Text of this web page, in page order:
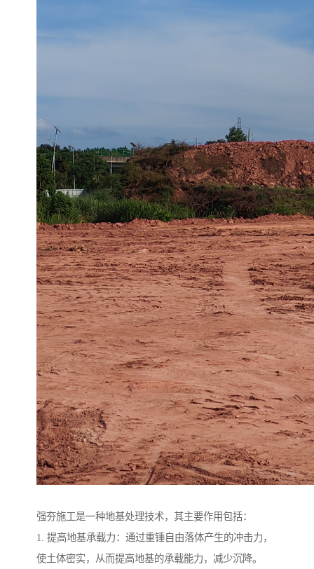
强夯施工是一种地基处理技术，其主要作用包括：
1. 提高地基承载力：通过重锤自由落体产生的冲击力，
使土体密实，从而提高地基的承载能力，减少沉降。